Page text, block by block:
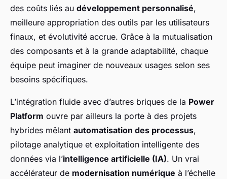
des coûts liés au développement personnalisé,
meilleure appropriation des outils par les utilisateurs
finaux, et évolutivité accrue. Grâce à la mutualisation
des composants et à la grande adaptabilité, chaque
équipe peut imaginer de nouveaux usages selon ses
besoins spécifiques.
L’intégration fluide avec d’autres briques de la Power
Platform ouvre par ailleurs la porte à des projets
hybrides mêlant automatisation des processus,
pilotage analytique et exploitation intelligente des
données via l’intelligence artificielle (IA). Un vrai
accélérateur de modernisation numérique à l’échelle